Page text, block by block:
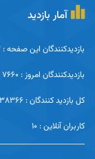
آمار بازدید
بازدیدکنندگان این صفحه : 63
بازدیدکنندگان امروز : 7660
کل بازدید کنندگان : 10538366
کاربران آنلاین : 10